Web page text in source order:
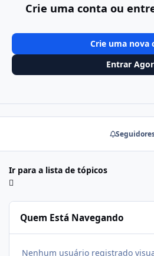
Crie uma conta ou
Crie uma nova
Entrar
Ir para a lista de tópicos
Quem Está Navegando
Nenhum usuário registrado